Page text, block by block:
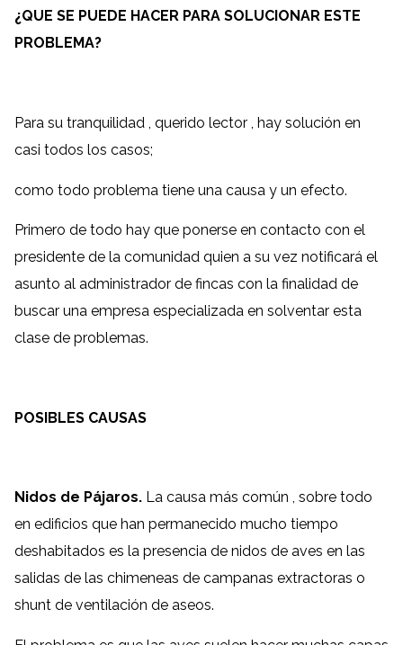
¿QUE SE PUEDE HACER PARA SOLUCIONAR ESTE
PROBLEMA?
Para su tranquilidad , querido lector , hay solución en
casi todos los casos;
como todo problema tiene una causa y un efecto.
Primero de todo hay que ponerse en contacto con el
presidente de la comunidad quien a su vez notificará el
asunto al administrador de fincas con la finalidad de
buscar una empresa especializada en solventar esta
clase de problemas.
POSIBLES CAUSAS
Nidos de Pájaros. La causa más común , sobre todo
en edificios que han permanecido mucho tiempo
deshabitados es la presencia de nidos de aves en las
salidas de las chimeneas de campanas extractoras o
shunt de ventilación de aseos.